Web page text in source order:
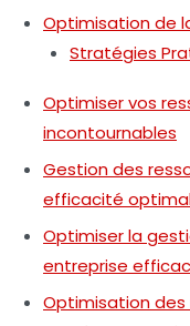
Optimisation de
Stratégies
Optimiser vos
incontournables
Gestion des
efficacité
Optimiser la
entreprise
Optimisation des